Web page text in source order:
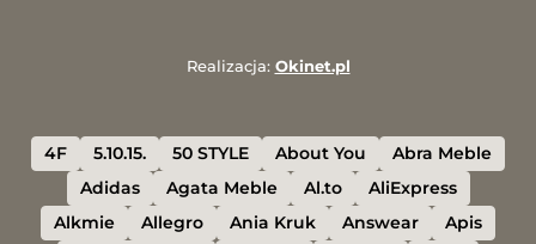
Realizacja: Okinet.pl
4F 5.10.15. 50 STYLE About You
Abra Meble
Adidas
Agata Meble Al.to
AliExpress
Alkmie
Allegro Ania Kruk Answear Apis